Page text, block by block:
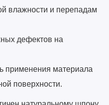
влажности и перепадам
дефектов на
применения материала
поверхности.